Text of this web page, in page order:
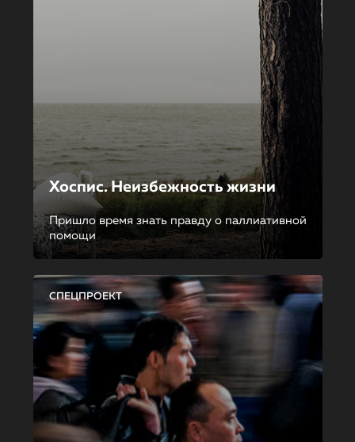
Хоспис. Неизбежность жизни
Пришло время знать правду о паллиативной
помощи
СПЕЦПРОЕКТ